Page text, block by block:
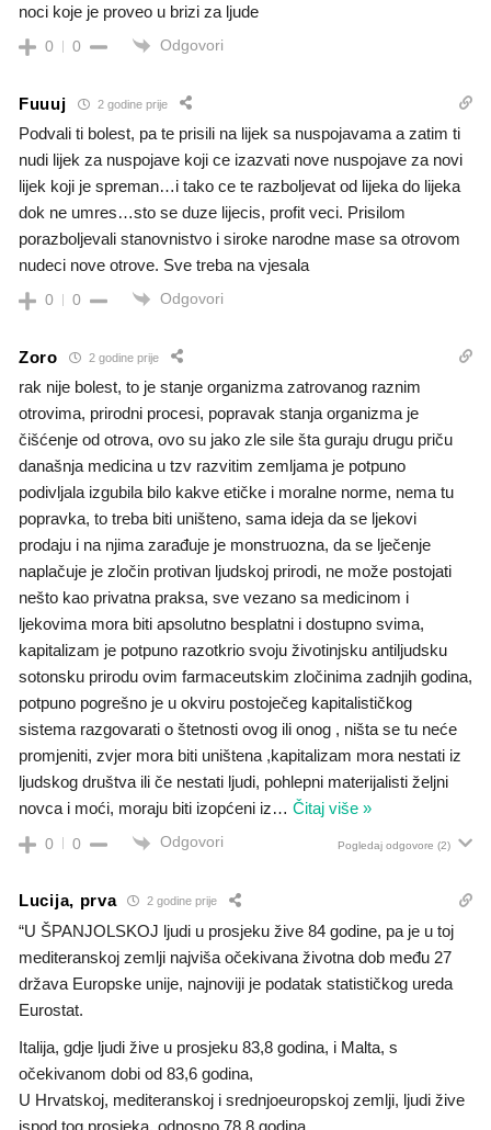
noci koje je proveo u brizi za ljude
0 0 Odgovori
Fuuuj 2 godine prije
Podvali ti bolest, pa te prisili na lijek sa nuspojavama a zatim ti
nudi lijek za nuspojave koji ce izazvati nove nuspojave za novi
lijek koji je spreman…i tako ce te razboljevat od lijeka do lijeka
dok ne umres…sto se duze lijecis, profit veci. Prisilom
porazboljevali stanovnistvo i siroke narodne mase sa otrovom
nudeci nove otrove. Sve treba na vjesala
0 0 Odgovori
Zoro 2 godine prije
rak nije bolest, to je stanje organizma zatrovanog raznim
otrovima, prirodni procesi, popravak stanja organizma je
čišćenje od otrova, ovo su jako zle sile šta guraju drugu priču
današnja medicina u tzv razvitim zemljama je potpuno
podivljala izgubila bilo kakve etičke i moralne norme, nema tu
popravka, to treba biti uništeno, sama ideja da se ljekovi
prodaju i na njima zarađuje je monstruozna, da se lječenje
naplačuje je zločin protivan ljudskoj prirodi, ne može postojati
nešto kao privatna praksa, sve vezano sa medicinom i
ljekovima mora biti apsolutno besplatni i dostupno svima,
kapitalizam je potpuno razotkrio svoju životinjsku antiljudsku
sotonsku prirodu ovim farmaceutskim zločinima zadnjih godina,
potpuno pogrešno je u okviru postoječeg kapitalističkog
sistema razgovarati o štetnosti ovog ili onog , ništa se tu neće
promjeniti, zvjer mora biti uništena ,kapitalizam mora nestati iz
ljudskog društva ili če nestati ljudi, pohlepni materijalisti željni
novca i moći, moraju biti izopćeni iz… Čitaj više »
0 0 Odgovori Pogledaj odgovore (2)
Lucija, prva 2 godine prije
“U ŠPANJOLSKOJ ljudi u prosjeku žive 84 godine, pa je u toj
mediteranskoj zemlji najviša očekivana životna dob među 27
država Europske unije, najnoviji je podatak statističkog ureda
Eurostat.
Italija, gdje ljudi žive u prosjeku 83,8 godina, i Malta, s
očekivanom dobi od 83,6 godina,
U Hrvatskoj, mediteranskoj i srednjoeuropskoj zemlji, ljudi žive
ispod tog prosjeka, odnosno 78,8 godina